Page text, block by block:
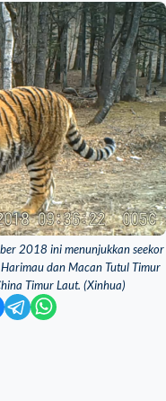
2018 ini menunjukkan seekor
dan Macan Tutul Timur
Timur Laut. (Xinhua)